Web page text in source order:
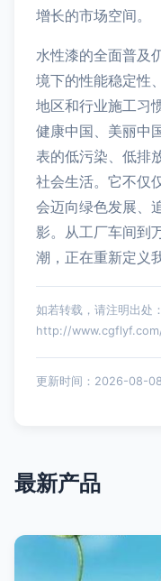
增长的市场空间。
水性漆的全面普及
境下的性能稳定性
地区和行业施工习
健康中国、美丽中
表的低污染、低排
社会生活。它不仅
会迈向绿色发展、
影。从工厂车间到
潮，正在重新定义
如若转载，请注明出处：
http://
更新时间：2026-08-
最新产品